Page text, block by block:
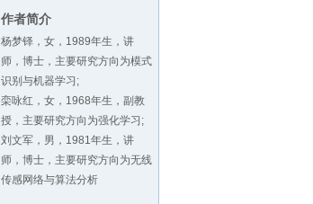
作者简介
杨梦铎，女，1989年生，讲
师，博士，主要研究方向为模式
识别与机器学习;
栾咏红，女，1968年生，副教
授，主要研究方向为强化学习;
刘文军，男，1981年生，讲
师，博士，主要研究方向为无线
传感网络与算法分析